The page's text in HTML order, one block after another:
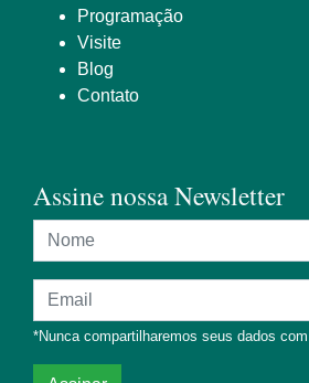
Programação
Visite
Blog
Contato
Assine nossa Newsletter
Nome
Endereço de e-mail
*Nunca compartilharemos seus dados com